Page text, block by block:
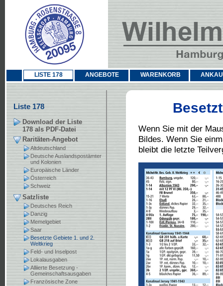
LISTE 178 ANGEBOTE WARENKORB
Liste 178
Download der Liste
178 als PDF-Datei
Raritäten-Angebot
Altdeutschland
Deutsche Auslandspostämter
und Kolonien
Europäische Länder
Österreich
Schweiz
Satzliste
Deutsches Reich
Danzig
Memelgebiet
Saar
Besetzte Gebiete 1. und 2.
Weltkrieg
Feld- und Inselpost
Lokalausgaben
Alliierte Besetzung -
Gemeinschaftsausgaben
Französische Zone
Wenn Sie mit der
Bildes. Wenn Sie
bleibt die letzte